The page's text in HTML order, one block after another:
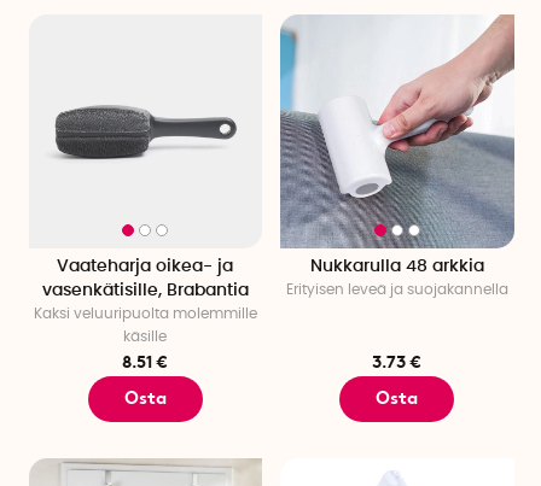
Vaateharja oikea- ja
vasenkätisille, Brabantia
Kaksi veluuripuolta molemmille
käsille
8.51 €
Osta
Nukkarulla 48 arkkia
Erityisen leveä ja suojakannella
3.73 €
Osta